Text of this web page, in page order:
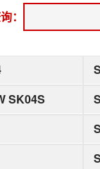
：
SK04S